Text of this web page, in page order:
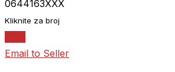
0644163XXX
Kliknite za broj
Email to Seller